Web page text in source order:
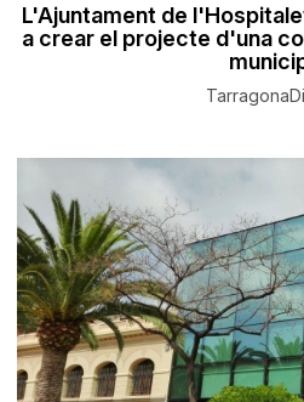
L'Ajuntament de
a crear el projecte d'una